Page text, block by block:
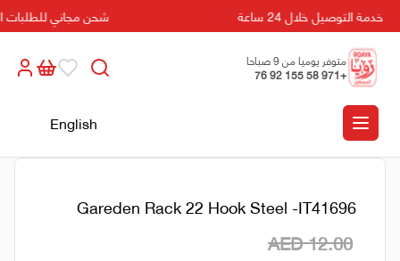
خدمة التوصيل خلال 24 ساعة شحن مجاني للطلبات التي
متوفر يوميا من 9 صباحا
الى 5 مسائا
+971 58 155 92 76
English
Gareden Rack 22 Hook Steel -IT41696
AED 12.00